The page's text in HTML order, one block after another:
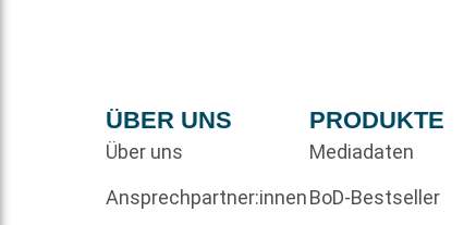
ÜBER UNS
Über uns
Ansprechpartner:innen
PRODUKTE
Mediadaten
BoD-Bestseller